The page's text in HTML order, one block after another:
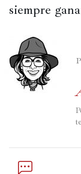
siempre